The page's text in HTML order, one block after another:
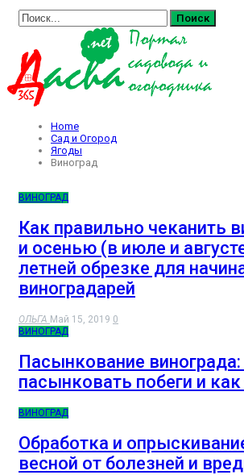
Home
Сад и Огород
Ягоды
Виноград
ВИНОГРАД
Как правильно чеканить
и осенью (в июле и
летней обрезке для
виноградарей
ОЛЬГА Май 15, 2019 0
ВИНОГРАД
Пасынкование винограда:
пасынковать побеги и
ВИНОГРАД
Обработка и
весной от болезней и